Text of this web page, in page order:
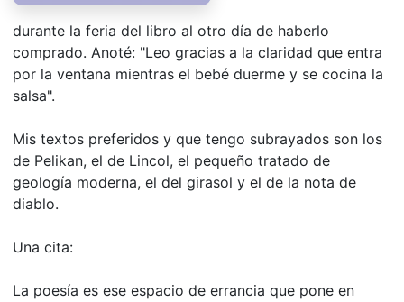
durante la feria del libro al otro día de haberlo
comprado. Anoté: "Leo gracias a la claridad que entra
por la ventana mientras el bebé duerme y se cocina la
salsa".
Mis textos preferidos y que tengo subrayados son los
de Pelikan, el de Lincol, el pequeño tratado de
geología moderna, el del girasol y el de la nota de
diablo.
Una cita:
La poesía es ese espacio de errancia que pone en